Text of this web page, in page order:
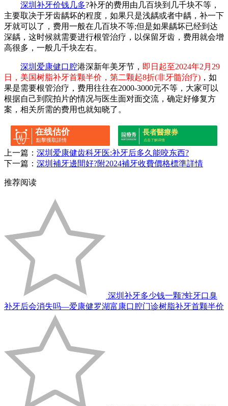
深圳补牙价钱几多?补牙的费用由几百块到几千块不等，
主要取决于牙齿龋坏的程度，如果只是浅龋或者中龋，补一下
牙就可以了，费用一般在几百块不等;但是如果龋坏已经到达
深龋，这时候就需要进行根管治疗，以保留牙齿，费用就会增
高很多，一般几千块左右。
深圳爱康健口腔港深新年美牙节， 即日起至2024年2月29
日，美国树脂补牙首颗半价，第二颗起8折(非牙髓治疗) ，如
果是需要根管治疗，费用往往在2000-3000元不等，大家可以
根据自己到院拍片的情况与医生面对面交流，确定好修复方
案，相关所需的费用也就知晓了。
在线估价
點擊獲取詳情
長者醫療券
点击了解详情
上一篇： 深圳爱康健齿科牙医:补牙后多久能咬东西?
下一篇： 深圳補牙邊間好?附2024補牙收費價格標準詳情
推荐阅读
深圳补牙多少钱一颗?蛀牙口臭
补牙后会消失吗—爱康健罗湖富康口腔门诊树脂补牙首颗半价